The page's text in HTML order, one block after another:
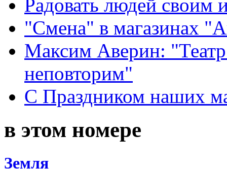
Радовать людей своим
"Смена" в магазинах
Максим Аверин:
неповторим"
С Праздником наших
в этом номере
Земля